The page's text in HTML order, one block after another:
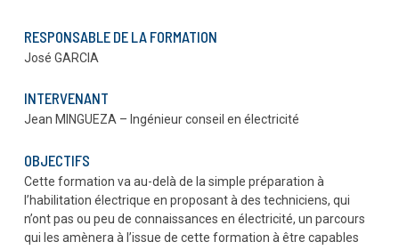
OBJECTIFS
Cette formation va au-delà de la simple préparation à
l’habilitation électrique en proposant à des techniciens, qui
n’ont pas ou peu de connaissances en électricité, un parcours
qui les amènera à l’issue de cette formation à être capables
RESPONSABLE DE LA FORMATION
José GARCIA
INTERVENANT
Jean MINGUEZA – Ingénieur conseil en électricité